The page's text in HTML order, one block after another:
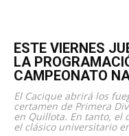
ESTE VIERNES
LA
CAMPEONATO
El Cacique abrirá los
certamen de Primera
en Quillota. En tanto, el
el clásico universitario